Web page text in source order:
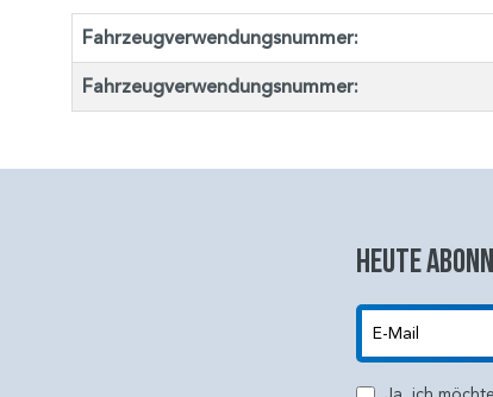
Fahrzeugverwendungsnummer:
Fahrzeugverwendungsnummer:
Heute